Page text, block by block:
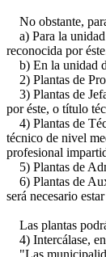
No obstante,
a) Para la unidad
reconocida por
b) En la unidad
2) Plantas de
3) Plantas de
por éste, o título
4) Plantas de
técnico de nivel
profesional
5) Plantas de
6) Plantas de
será necesario
Las plantas
4) Intercálase,
"Las